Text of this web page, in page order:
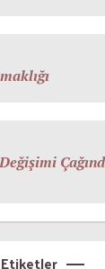
Etiketler